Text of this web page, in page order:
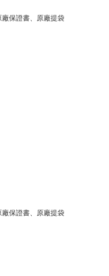
保證書、原廠提袋
保證書、原廠提袋